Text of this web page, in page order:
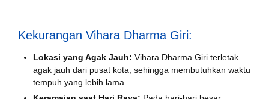
Kekurangan Vihara Dharma Giri:
Lokasi yang Agak Jauh: Vihara Dharma Giri terletak
agak jauh dari pusat kota, sehingga membutuhkan waktu
tempuh yang lebih lama.